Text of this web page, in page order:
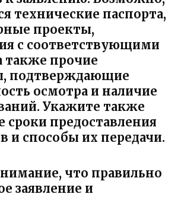
технические паспорта,
проекты,
с соответствующими
также прочие
подтверждающие
осмотра и наличие
Укажите также
предоставления
и способы их передачи.
что правильно
заявление и